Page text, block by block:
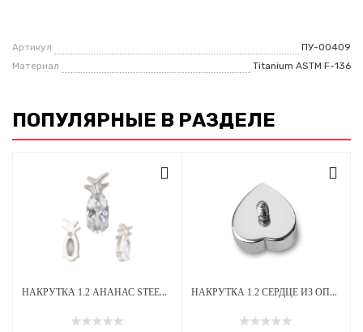
Артикул
ПУ-00409
Материал
Titanium ASTM F-136
ПОПУЛЯРНЫЕ В РАЗДЕЛЕ
НАКРУТКА 1.2 АНАНАС STEEL CRYSTAL ТИТАН НАКРУТКА 1.2 СЕРДЦЕ ИЗ ОПАЛА OP-08 ТИТАН